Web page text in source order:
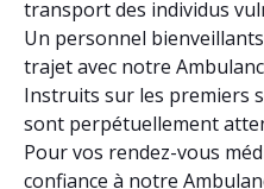
transport des individus
Un personnel
trajet avec notre
Instruits sur les premiers
sont perpétuellement
Pour vos rendez-vous
confiance à notre